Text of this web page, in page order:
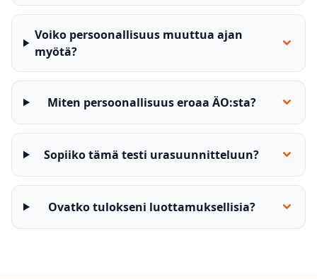
Voiko persoonallisuus muuttua ajan
myötä?
Miten persoonallisuus eroaa ÄO:sta?
Sopiiko tämä testi urasuunnitteluun?
Ovatko tulokseni luottamuksellisia?